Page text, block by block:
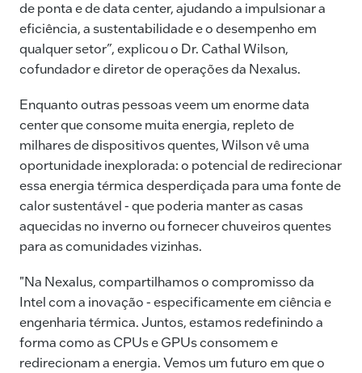
de ponta e de data center, ajudando a impulsionar a
eficiência, a sustentabilidade e o desempenho em
qualquer setor”, explicou o Dr. Cathal Wilson,
cofundador e diretor de operações da Nexalus.
Enquanto outras pessoas veem um enorme data
center que consome muita energia, repleto de
milhares de dispositivos quentes, Wilson vê uma
oportunidade inexplorada: o potencial de redirecionar
essa energia térmica desperdiçada para uma fonte de
calor sustentável - que poderia manter as casas
aquecidas no inverno ou fornecer chuveiros quentes
para as comunidades vizinhas.
"Na Nexalus, compartilhamos o compromisso da
Intel com a inovação - especificamente em ciência e
engenharia térmica. Juntos, estamos redefinindo a
forma como as CPUs e GPUs consomem e
redirecionam a energia. Vemos um futuro em que o